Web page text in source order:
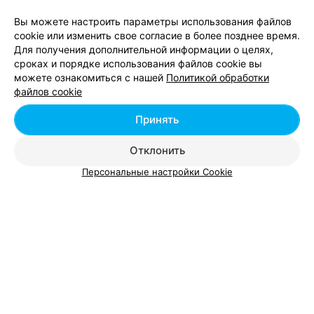
Шорты женские на подкладке
от 70 руб.
Юбка без подкладки
от 50 руб.
Юбка на подкладке
от 59 руб.
Юбка солнце-клёш
от 65 руб.
Вы можете настроить параметры использования файлов
cookie или изменить свое согласие в более позднее время.
Для получения дополнительной информации о целях,
сроках и порядке использования файлов cookie вы
можете ознакомиться с нашей Политикой обработки
файлов cookie
Отклонить
Принять
Персональные настройки Cookie